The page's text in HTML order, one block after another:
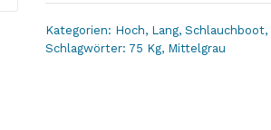
Raised
+
Kategorien: Hoch, Lang, Schlauchboot,
Schlagwörter: 75 Kg, Mittelgrau